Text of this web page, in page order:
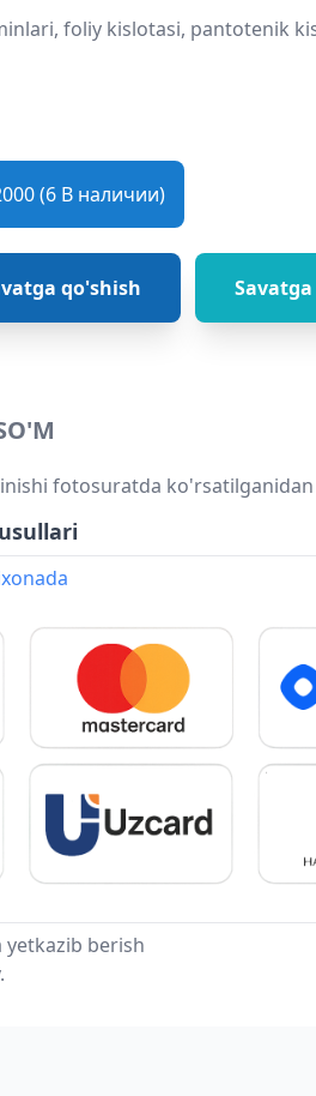
foliy kislotasi, pantotenik
(6 В наличии)
qo'shish
fotosuratda
berish